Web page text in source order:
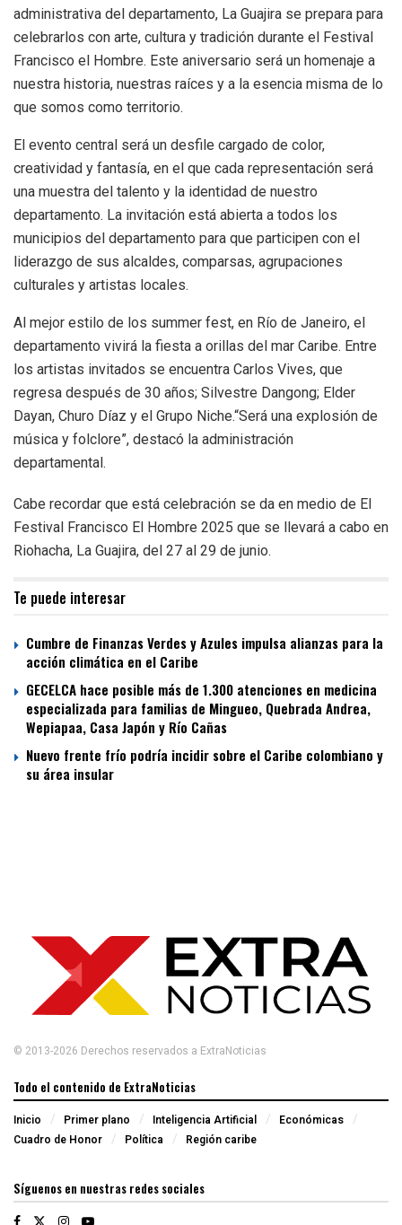
administrativa del departamento, La Guajira se prepara para
celebrarlos con arte, cultura y tradición durante el Festival
Francisco el Hombre. Este aniversario será un homenaje a
nuestra historia, nuestras raíces y a la esencia misma de lo
que somos como territorio.
El evento central será un desfile cargado de color,
creatividad y fantasía, en el que cada representación será
una muestra del talento y la identidad de nuestro
departamento. La invitación está abierta a todos los
municipios del departamento para que participen con el
liderazgo de sus alcaldes, comparsas, agrupaciones
culturales y artistas locales.
Al mejor estilo de los summer fest, en Río de Janeiro, el
departamento vivirá la fiesta a orillas del mar Caribe. Entre
los artistas invitados se encuentra Carlos Vives, que
regresa después de 30 años; Silvestre Dangong; Elder
Dayan, Churo Díaz y el Grupo Niche.“Será una explosión de
música y folclore”, destacó la administración
departamental.
Cabe recordar que está celebración se da en medio de El
Festival Francisco El Hombre 2025 que se llevará a cabo en
Riohacha, La Guajira, del 27 al 29 de junio.
Te puede interesar
Cumbre de Finanzas Verdes y Azules impulsa alianzas para la
acción climática en el Caribe
GECELCA hace posible más de 1.300 atenciones en medicina
especializada para familias de Mingueo, Quebrada Andrea,
Wepiapaa, Casa Japón y Río Cañas
Nuevo frente frío podría incidir sobre el Caribe colombiano y
su área insular
© 2013-2026 Derechos reservados a ExtraNoticias
Todo el contenido de ExtraNoticias
Inicio Primer plano Inteligencia Artificial
Económicas
Cuadro de Honor
Política Región caribe
Síguenos en nuestras redes sociales